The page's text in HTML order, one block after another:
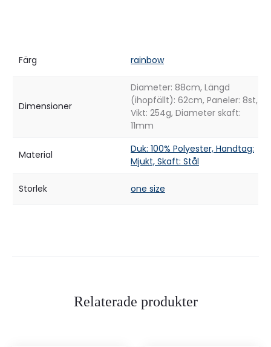
Färg rainbow
Dimensioner
Diameter: 88cm, Längd
(ihopfällt): 62cm, Paneler: 8st,
Vikt: 254g, Diameter skaft:
11mm
Material
Duk: 100% Polyester, Handtag:
Mjukt, Skaft: Stål
Storlek one size
Relaterade produkter